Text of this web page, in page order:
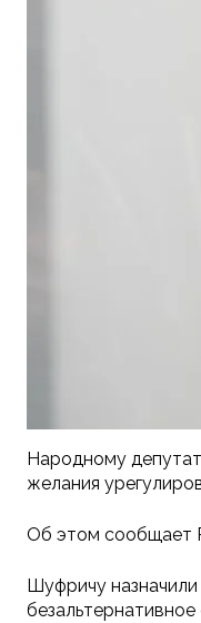
Народному
желания
Об этом сообщает
Шуфричу